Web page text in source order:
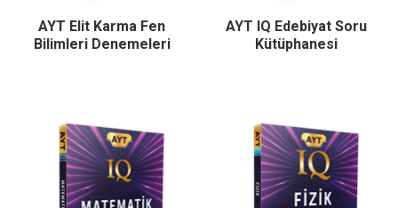
AYT Elit Karma Fen
Bilimleri Denemeleri
AYT IQ Edebiyat Soru
Kütüphanesi